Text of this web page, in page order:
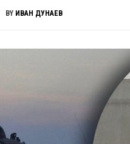
BY ИВАН ДУНАЕВ